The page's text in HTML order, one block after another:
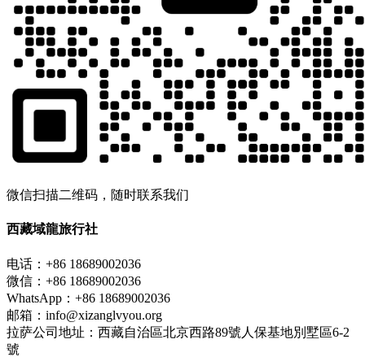
微信扫描二维码，随时联系我们
西藏域龍旅行社
电话：+86 18689002036
微信：+86 18689002036
WhatsApp：+86 18689002036
邮箱：info@xizanglvyou.org
拉萨公司地址：西藏自治區北京西路89號人保基地別墅區6-2
號